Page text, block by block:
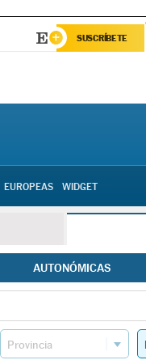
SUSCRÍBETE
EUROPEAS WIDGET
AUTONÓMICAS